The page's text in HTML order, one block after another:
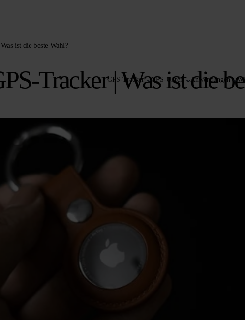
GPS-Tracker GPS-Uhren Anwendungen
ist die beste Wahl?
Tracker | Was ist die